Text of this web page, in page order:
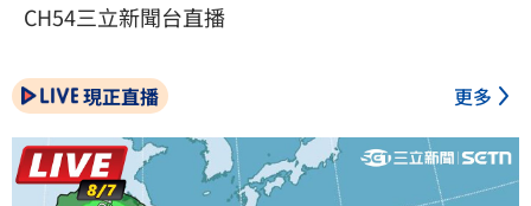
CH54三立新聞台直播
現正直播 更多